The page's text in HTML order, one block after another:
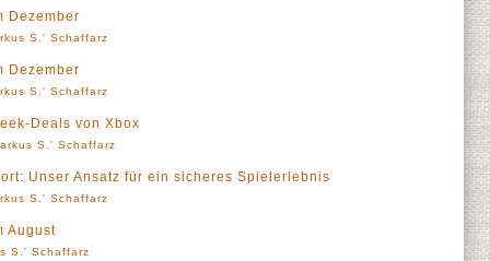
Dezember
S.' Schaffarz
Dezember
S.' Schaffarz
Deals von Xbox
S.' Schaffarz
Unser Ansatz für ein sicheres Spielerlebnis
S.' Schaffarz
August
S.' Schaffarz